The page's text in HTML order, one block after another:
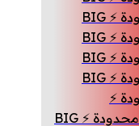
SALE – خصم 25% لفترة محدودة ⚡ BIG
SALE – خصم 25% لفترة محدودة ⚡ BIG
SALE – خصم 25% لفترة محدودة ⚡ BIG
SALE – خصم 25% لفترة محدودة ⚡ BIG
BIG SALE – خصم 25% لفترة محدودة ⚡ BIG